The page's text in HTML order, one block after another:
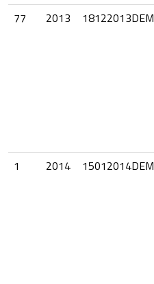
77
2013 18122013DEM
1
2014 15012014DEM